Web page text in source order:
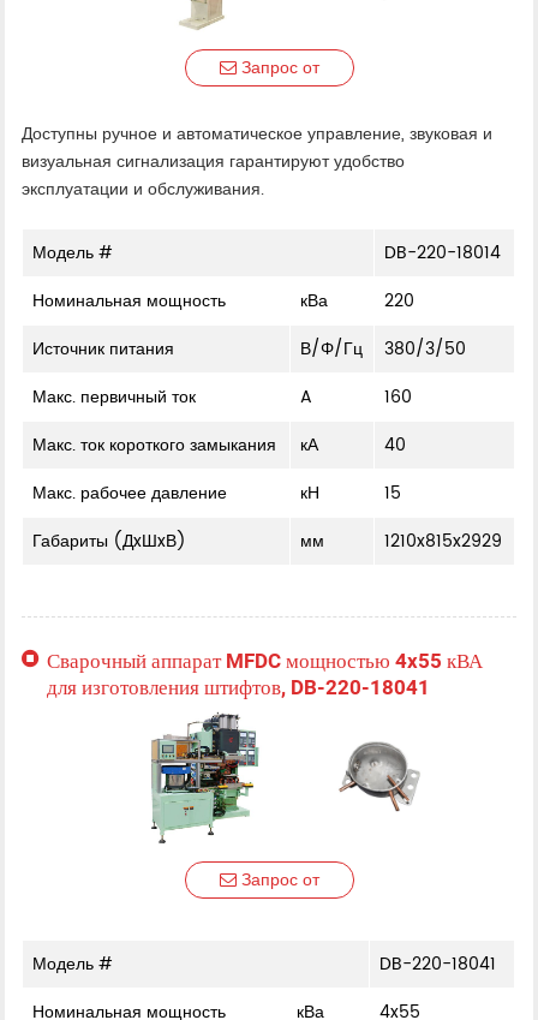
Запрос от
Доступны ручное и автоматическое управление, звуковая и
визуальная сигнализация гарантируют удобство
эксплуатации и обслуживания.
Модель #
DB-220-18014
Номинальная мощность
кВа
220
Источник питания
В/Φ/Гц
380/3/50
Макс. первичный ток
A
160
Макс. ток короткого замыкания
кА
40
Макс. рабочее давление
кН
15
Габариты (ДxШxВ)
мм 1210x815x2929
Сварочный аппарат MFDC мощностью 4x55 кВА
для изготовления штифтов, DB-220-18041
Запрос от
Модель #
DB-220-18041
Номинальная мощность
кВа
4x55